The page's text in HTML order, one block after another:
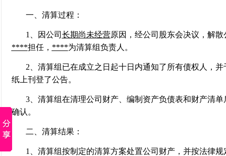
一、清算过程：
1、因公司 长期尚未经营原因，经公司股东会决议 ， 解散
****担任， ****为清算组负责人。
2、清算组已在成立之日起十日内通知了所有债权人，并
纸上刊登了公告。
3、清算组在清理公司财产、编制资产负债表和财产清
确认。
二、清算结果：
1、清算组按制定的清算方案处置公司财产，并按法律